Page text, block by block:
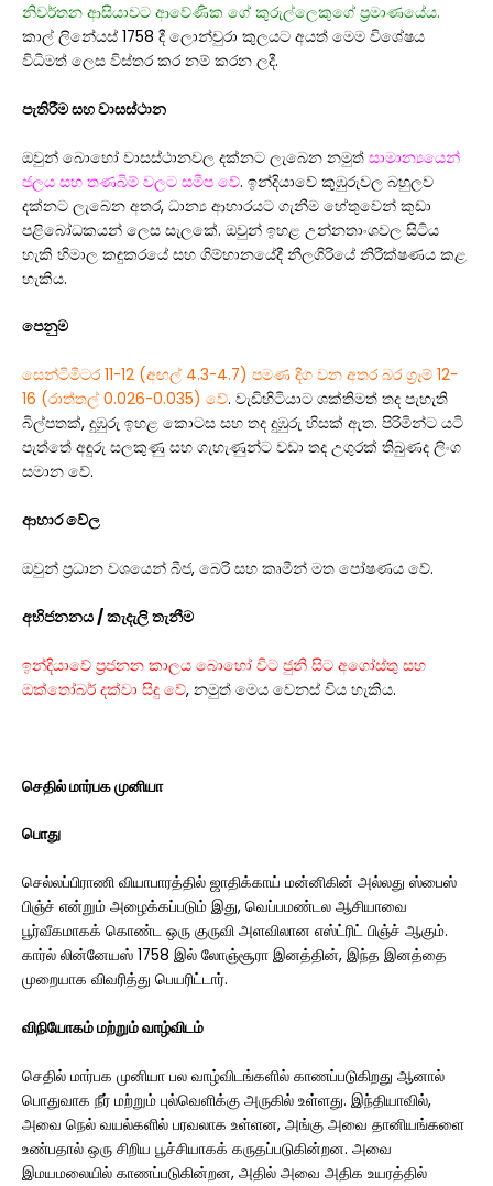
නිවර්තන ආසියාවට ආවේණික ගේ කුරුල්ලෙකුගේ ප්‍රමාණයේය.
කාල් ලිනේයස් 1758 දී ලොන්චුරා කුලයට අයත් මෙම විශේෂය
විධිමත් ලෙස විස්තර කර නම් කරන ලදී.
පැතිරීම සහ වාසස්ථාන
ඔවුන් බොහෝ වාසස්ථානවල දක්නට ලැබෙන නමුත් සාමාන්‍යයෙන්
ජලය සහ තණබිම් වලට සමීප වේ. ඉන්දියාවේ කුඹුරුවල බහුලව
දක්නට ලැබෙන අතර, ධාන්‍ය ආහාරයට ගැනීම හේතුවෙන් කුඩා
පළිබෝධකයන් ලෙස සැලකේ. ඔවුන් ඉහළ උන්නතාංශවල සිටිය
හැකි හිමාල කඳුකරයේ සහ ගිම්හානයේදී නීලගිරියේ නිරීක්ෂණය කළ
හැකිය.
පෙනුම
සෙන්ටිමීටර 11-12 (අඟල් 4.3-4.7) පමණ දිග වන අතර බර ග්‍රෑම් 12-
16 (රාත්තල් 0.026-0.035) වේ. වැඩිහිටියාට ශක්තිමත් තද පැහැති
බිල්පතක්, දුඹුරු ඉහළ කොටස සහ තද දුඹුරු හිසක් ඇත. පිරිමින්ට යටි
පැත්තේ අඳුරු සලකුණු සහ ගැහැණුන්ට වඩා තද උගුරක් තිබුණද ලිංග
සමාන වේ.
ආහාර වේල
ඔවුන් ප්‍රධාන වශයෙන් බීජ, බෙරි සහ කෘමීන් මත පෝෂණය වේ.
අභිජනනය / කැදැලි තැනීම
ඉන්දියාවේ ප්‍රජනන කාලය බොහෝ විට ජුනි සිට අගෝස්තු සහ
ඔක්තෝබර් දක්වා සිදු වේ, නමුත් මෙය වෙනස් විය හැකිය.
செதில் மார்பக முனியா
பொது
செல்லப்பிராணி வியாபாரத்தில் ஜாதிக்காய் மன்னிகின் அல்லது ஸ்பைஸ்
பிஞ்ச் என்றும் அழைக்கப்படும் இது, வெப்பமண்டல ஆசியாவை
பூர்வீகமாகக் கொண்ட ஒரு குருவி அளவிலான எஸ்ட்ரிட் பிஞ்ச் ஆகும்.
கார்ல் லின்னேயஸ் 1758 இல் லோஞ்சூரா இனத்தின், இந்த இனத்தை
முறையாக விவரித்து பெயரிட்டார்.
விநியோகம் மற்றும் வாழ்விடம்
செதில் மார்பக முனியா பல வாழ்விடங்களில் காணப்படுகிறது ஆனால்
பொதுவாக நீர் மற்றும் புல்வெளிக்கு அருகில் உள்ளது. இந்தியாவில்,
அவை நெல் வயல்களில் பரவலாக உள்ளன, அங்கு அவை தானியங்களை
உண்பதால் ஒரு சிறிய பூச்சியாகக் கருதப்படுகின்றன. அவை
இமயமலையில் காணப்படுகின்றன, அதில் அவை அதிக உயரத்தில்